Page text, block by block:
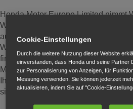
Honda Motor Europe Limited nimmt
Wenn Sie Bedenken im
aufgeführten Themen haben, dann
Whistleblowing-Service „HME Speak
finden:HondaMotorEurope Speak
Meldungen werden absolut
Ihre Identität nicht preisgeben, es
sich dafür.
Cookie-Einstellungen
Durch die weitere Nutzung dieser Website
einverstanden, dass Honda und seine Partner
zur Personalisierung von Anzeigen, für
Messung verwenden. Sie können jederzeit
aktualisieren, indem Sie auf "Cookie-